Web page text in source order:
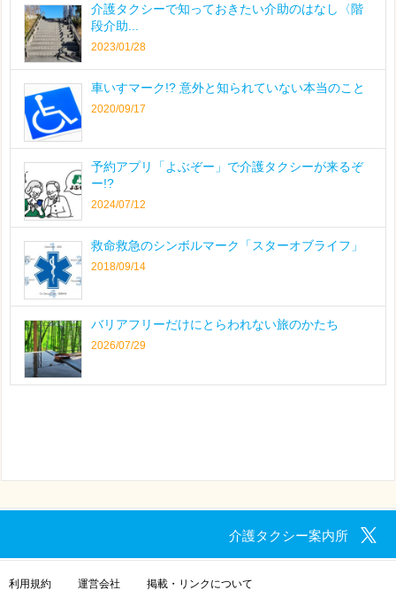
介護タクシーで知っておきたい介助のはなし〈階
段介助...
2023/01/28
車いすマーク!? 意外と知られていない本当のこと
2020/09/17
予約アプリ「よぶぞー」で介護タクシーが来るぞ
ー!?
2024/07/12
救命救急のシンボルマーク「スターオブライフ」
2018/09/14
バリアフリーだけにとらわれない旅のかたち
2026/07/29
介護タクシー案内所
利用規約 運営会社 掲載・リンクについて